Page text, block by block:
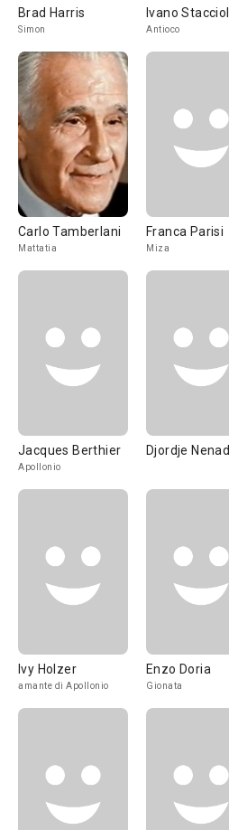
Brad Harris
Simon
Ivano
Antioco
Carlo Tamberlani
Mattatia
Franca Parisi
Miza
Jacques Berthier
Apollonio
Djordje
Ivy Holzer
amante di Apollonio
Enzo Doria
Gionata